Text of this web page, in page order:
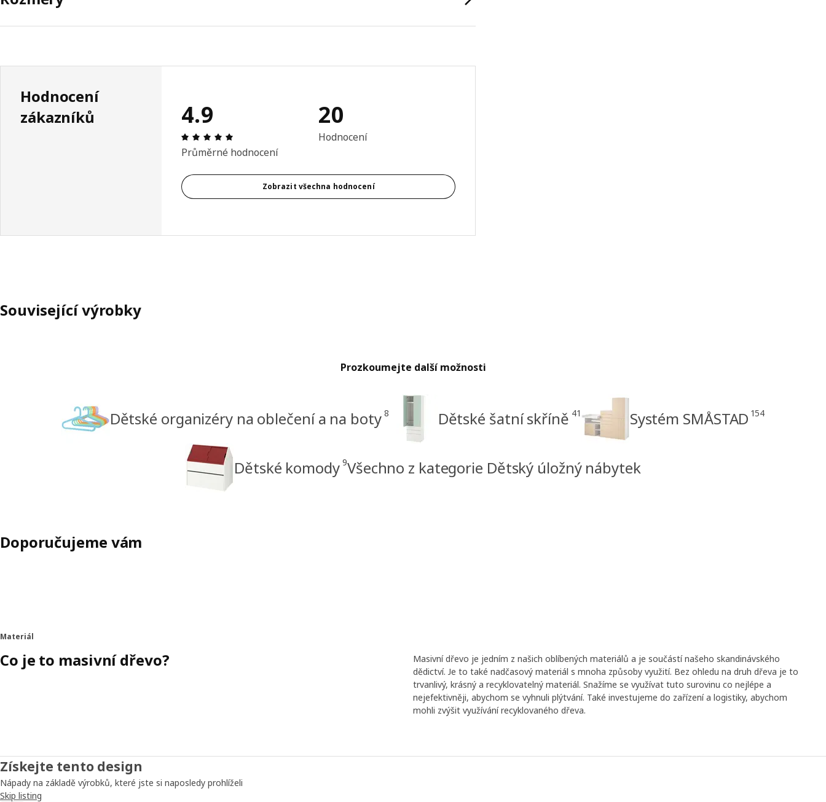
Hodnocení
zákazníků
4.9
Hodnocení výrobku: 4.9 z 5 hvězdičky/hvězdiček Hodnocení celkem: 20
Průměrné hodnocení
20
Hodnocení
Zobrazit všechna hodnocení
Související výrobky
Prozkoumejte další možnosti
Dětské organizéry na oblečení a na boty 8 Dětské šatní skříně 41 Systém SMÅSTAD 154
Dětské komody 9Všechno z kategorie Dětský úložný nábytek
Doporučujeme vám
Materiál
Co je to masivní dřevo?
Masivní dřevo je jedním z našich oblíbených materiálů a je součástí našeho skandinávského
dědictví. Je to také nadčasový materiál s mnoha způsoby využití. Bez ohledu na druh dřeva je to
trvanlivý, krásný a recyklovatelný materiál. Snažíme se využívat tuto surovinu co nejlépe a
nejefektivněji, abychom se vyhnuli plýtvání. Také investujeme do zařízení a logistiky, abychom
mohli zvýšit využívání recyklovaného dřeva.
Získejte tento design
Nápady na základě výrobků, které jste si naposledy prohlíželi
Skip listing